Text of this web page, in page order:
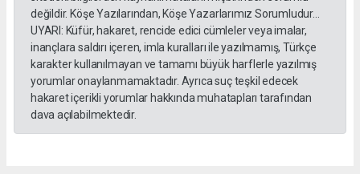
değildir. Köşe Yazılarından, Köşe Yazarlarımız Sorumludur...
UYARI: Küfür, hakaret, rencide edici cümleler veya imalar,
inançlara saldırı içeren, imla kuralları ile yazılmamış, Türkçe
karakter kullanılmayan ve tamamı büyük harflerle yazılmış
yorumlar onaylanmamaktadır. Ayrıca suç teşkil edecek
hakaret içerikli yorumlar hakkında muhatapları tarafından
dava açılabilmektedir.